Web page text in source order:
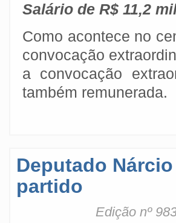
Salário de R$ 11,2
Como acontece no
convocação
a convocação
também remunerada.
Deputado
partido
Edição nº